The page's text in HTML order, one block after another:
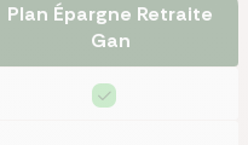
Plan Épargne Retraite
Gan